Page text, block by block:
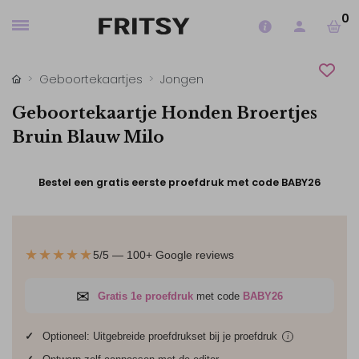
0
Geboortekaartjes Jongen
Geboortekaartje Honden Broertjes
Bruin Blauw Milo
Bestel een gratis eerste proefdruk met code BABY26
★★★★★5/5 — 100+ Google reviews
✉ Gratis 1e proefdruk met code BABY26
✓ Optioneel: Uitgebreide proefdrukset bij je proefdruk i